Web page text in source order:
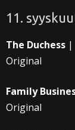
11.
The Duchess |
Original
Family
Original